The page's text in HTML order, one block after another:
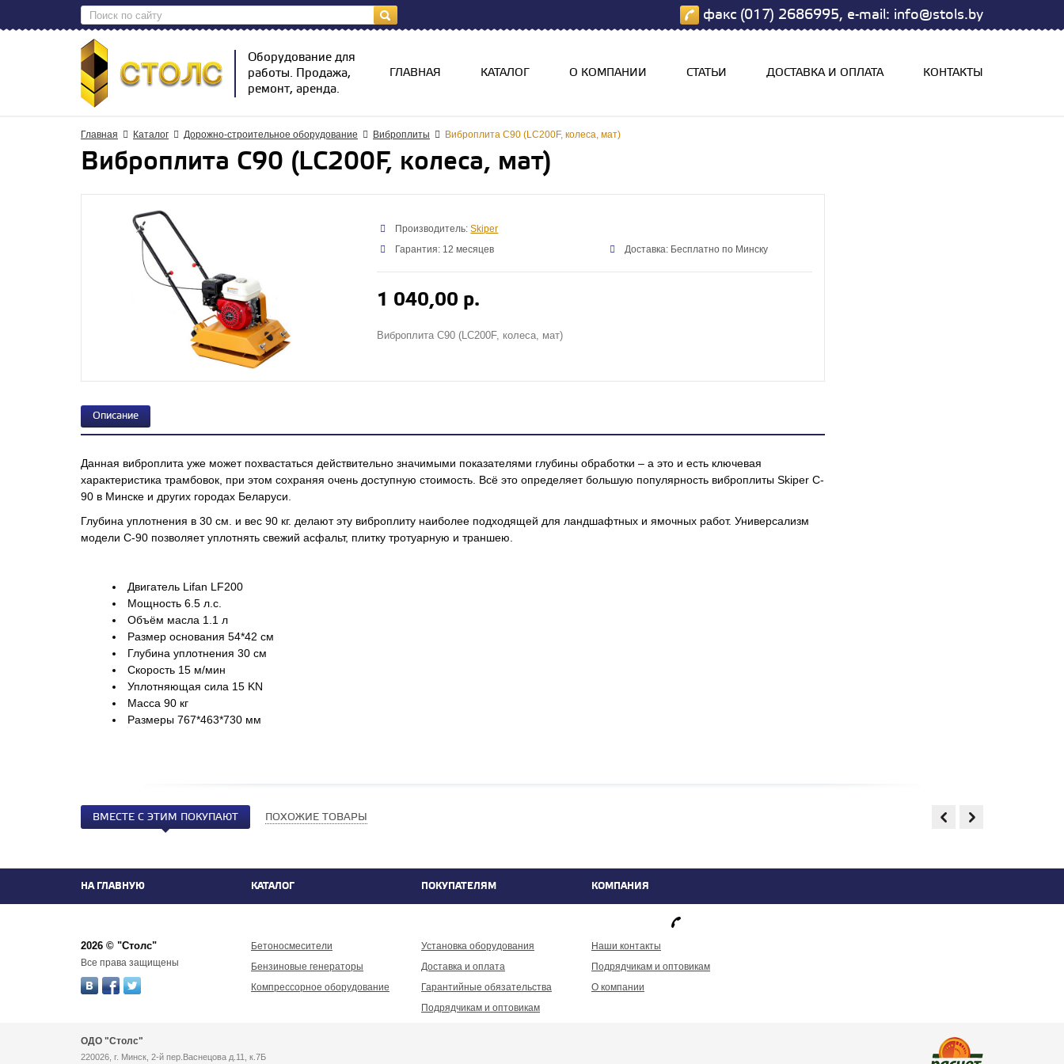
факс (017) 2686995, e-mail: info@stols.by
Оборудование для
работы. Продажа,
ремонт, аренда.
ГЛАВНАЯ КАТАЛОГ О КОМПАНИИ СТАТЬИ ДОСТАВКА И ОПЛАТА КОНТАКТЫ
Главная Каталог Дорожно-строительное оборудование Виброплиты Виброплита С90 (LС200F, колеса, мат)
Виброплита С90 (LС200F, колеса, мат)
Производитель:Skiper
Гарантия: 12 месяцев
Доставка: Бесплатно по Минску
1 040,00 р.
Виброплита С90 (LС200F, колеса, мат)
Описание
Данная виброплита уже может похвастаться действительно значимыми показателями глубины обработки – а это и есть ключевая
характеристика трамбовок, при этом сохраняя очень доступную стоимость. Всё это определяет большую популярность виброплиты Skiper C-
90 в Минске и других городах Беларуси.
Глубина уплотнения в 30 см. и вес 90 кг. делают эту виброплиту наиболее подходящей для ландшафтных и ямочных работ. Универсализм
модели C-90 позволяет уплотнять свежий асфальт, плитку тротуарную и траншею.
Двигатель Lifan LF200
Мощность 6.5 л.с.
Объём масла 1.1 л
Размер основания 54*42 см
Глубина уплотнения 30 см
Скорость 15 м/мин
Уплотняющая сила 15 KN
Масса 90 кг
Размеры 767*463*730 мм
ВМЕСТЕ С ЭТИМ ПОКУПАЮТ ПОХОЖИЕ ТОВАРЫ
НА ГЛАВНУЮ КАТАЛОГ ПОКУПАТЕЛЯМ КОМПАНИЯ
2026 © "Столс"
Все права защищены
Бетоносмесители
Бензиновые генераторы
Компрессорное оборудование
Установка оборудования
Доставка и оплата
Гарантийные обязательства
Подрядчикам и оптовикам
Наши контакты
Подрядчикам и оптовикам
О компании
ОДО "Столс"
220026, г. Минск, 2-й пер.Васнецова д.11, к.7Б